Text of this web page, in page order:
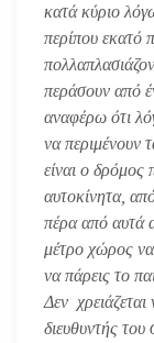
κατά κύριο
περίπου εκατό
περάσουν από
αναφέρω ότι
να περιμένουν
είναι ο
αυτοκίνητα,
πέρα από αυτά
μέτρο χώρος
να πάρεις το
Δεν
διευθυντής